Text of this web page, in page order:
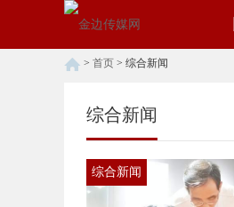
> 首页 > 综合新闻
综合新闻
综合新闻